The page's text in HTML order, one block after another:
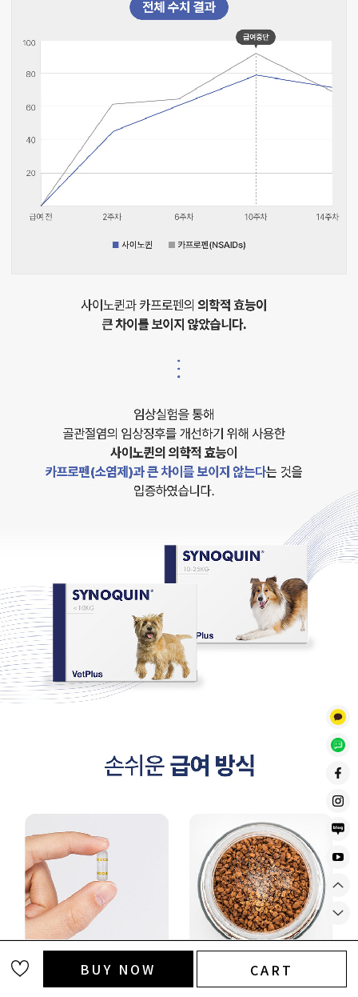
BUY NOW CART